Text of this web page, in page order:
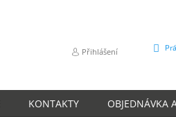
Přihlášení
KONTAKTY OBJEDNÁVKA